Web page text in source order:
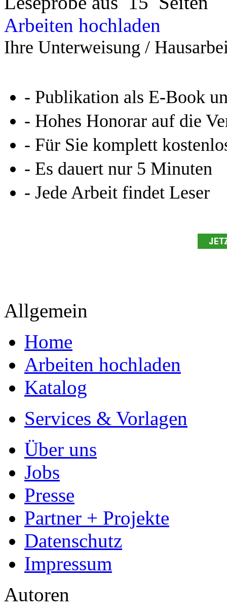
Arbeiten hochladen
Ihre Unterweisung /
- Publikation als E-Book
- Hohes Honorar auf die
- Für Sie komplett
- Es dauert nur 5 Minuten
- Jede Arbeit findet Leser
Allgemein
Home
Arbeiten hochladen
Katalog
Services & Vorlagen
Über uns
Jobs
Presse
Partner + Projekte
Datenschutz
Impressum
Autoren